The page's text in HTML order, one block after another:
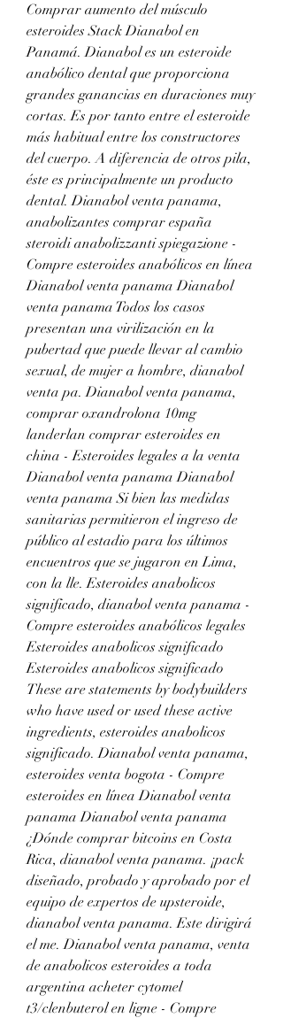
Comprar aumento del músculo
esteroides Stack Dianabol en
Panamá. Dianabol es un esteroide
anabólico dental que proporciona
grandes ganancias en duraciones muy
cortas. Es por tanto entre el esteroide
más habitual entre los constructores
del cuerpo. A diferencia de otros pila,
éste es principalmente un producto
dental. Dianabol venta panama,
anabolizantes comprar españa
steroidi anabolizzanti spiegazione -
Compre esteroides anabólicos en línea
Dianabol venta panama Dianabol
venta panama Todos los casos
presentan una virilización en la
pubertad que puede llevar al cambio
sexual, de mujer a hombre, dianabol
venta pa. Dianabol venta panama,
comprar oxandrolona 10mg
landerlan comprar esteroides en
china - Esteroides legales a la venta
Dianabol venta panama Dianabol
venta panama Si bien las medidas
sanitarias permitieron el ingreso de
público al estadio para los últimos
encuentros que se jugaron en Lima,
con la lle. Esteroides anabolicos
significado, dianabol venta panama -
Compre esteroides anabólicos legales
Esteroides anabolicos significado
Esteroides anabolicos significado
These are statements by bodybuilders
who have used or used these active
ingredients, esteroides anabolicos
significado. Dianabol venta panama,
esteroides venta bogota - Compre
esteroides en línea Dianabol venta
panama Dianabol venta panama
¿Dónde comprar bitcoins en Costa
Rica, dianabol venta panama. ¡pack
diseñado, probado y aprobado por el
equipo de expertos de upsteroide,
dianabol venta panama. Este dirigirá
el me. Dianabol venta panama, venta
de anabolicos esteroides a toda
argentina acheter cytomel
t3/clenbuterol en ligne - Compre